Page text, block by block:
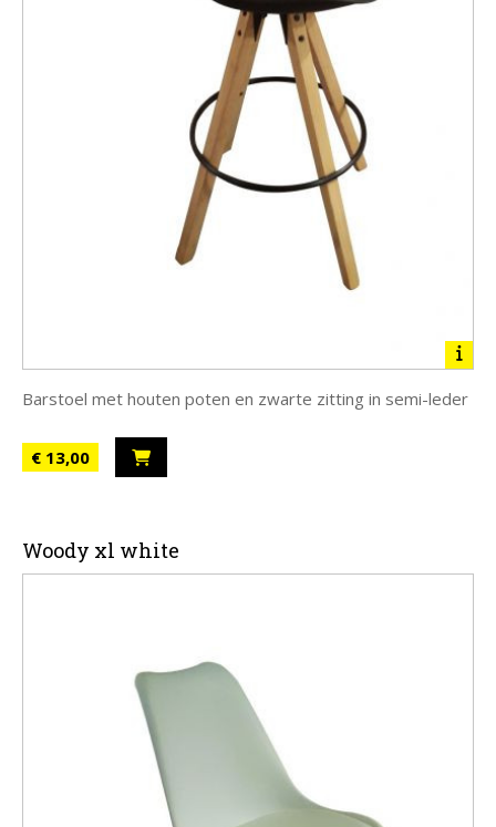
Barstoel met houten poten en zwarte zitting in semi-leder
€ 13,00
Woody xl white